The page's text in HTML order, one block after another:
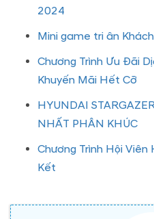
2024
Mini game tri ân
Chương Trình Ưu Đãi
Khuyến Mãi Hết Cỡ
HYUNDAI
NHẤT PHÂN KHÚC
Chương Trình Hội
Kết